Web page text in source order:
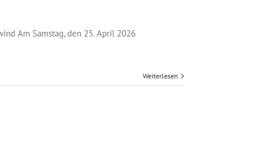
Am Samstag, den 25. April 2026
Weiterlesen